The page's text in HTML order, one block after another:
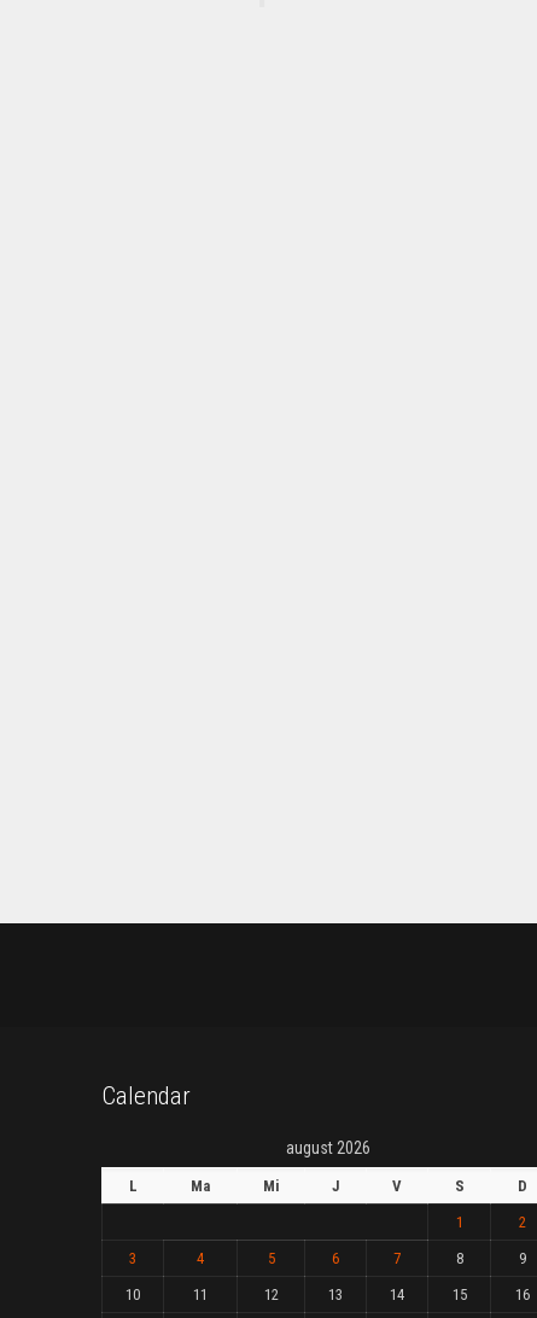
Calendar
august 2026
L Ma Mi J V S
D
1
2
3
4 5 6 7 8
9
10
11 12 13 14 15 16